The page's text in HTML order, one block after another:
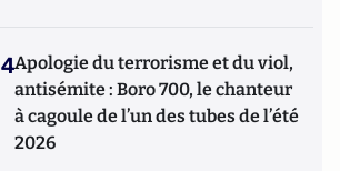
4Apologie du terrorisme et du viol,
antisémite : Boro 700, le chanteur
à cagoule de l’un des tubes de l’été
2026